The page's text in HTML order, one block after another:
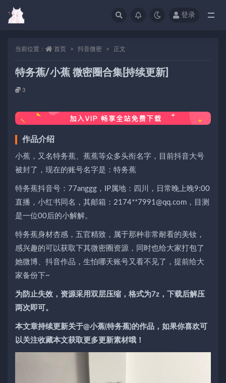
登录
当前位置： 首页 抖音微密 正文
特务蕉/小蕉 微密圈合集[持续更新]
3
作品介绍
小蕉，又名特务蕉、蕉蕉等众多头衔名字，目前抖音大号
被封了，现在的账号名字是：特务蕉
特务蕉抖音号：77anggg，IP属地：四川，日常晚上晚9:00
直播，小红书同名，其邮箱：2174**7991@qq.com，目测
是一位00后的小解解。
特务蕉身材杏感，五官精致，属于那种非常耐看的美钕，
感兴趣的可以获取下其微密圈资源，同时也给大家打包了
她微博、抖音作品，生怕哪天账号又看不见了，提前给大
家备份下~
为防止失效，资源采用双层压缩，格式为7z，下载后解压
两次即可。
本文章持续更新关于@小蕉(特务蕉)的作品，如果你喜欢可
以关注收藏本文获取更多更新素材哦！